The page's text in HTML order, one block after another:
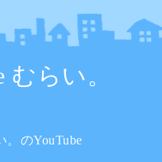
むらい。
。のYouTube